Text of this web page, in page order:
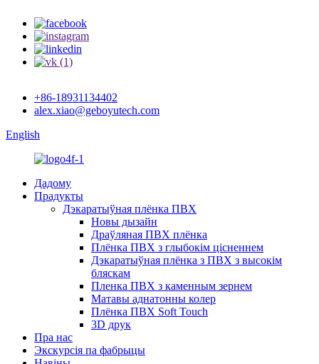
+86-18931134402
alex.xiao@geboyutech.com
English
Дадому
Прадукты
Дэкаратыўная плёнка ПВХ
Новы дызайн
Драўляная ПВХ плёнка
Плёнка ПВХ з глыбокім цісненнем
Дэкаратыўная плёнка з ПВХ з высокім
бляскам
Пленка ПВХ з каменным зернем
Матавы аднатонны колер
Плёнка ПВХ Soft Touch
3D друк
Пра нас
Экскурсія па фабрыцы